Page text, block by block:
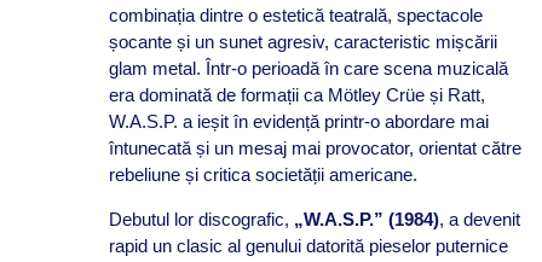
combinația dintre o estetică teatrală, spectacole
șocante și un sunet agresiv, caracteristic mișcării
glam metal. Într-o perioadă în care scena muzicală
era dominată de formații ca Mötley Crüe și Ratt,
W.A.S.P. a ieșit în evidență printr-o abordare mai
întunecată și un mesaj mai provocator, orientat către
rebeliune și critica societății americane.
Debutul lor discografic, „W.A.S.P.” (1984), a devenit
rapid un clasic al genului datorită pieselor puternice